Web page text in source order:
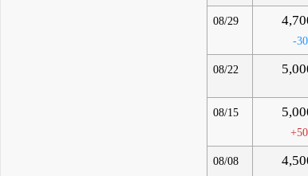
08/29
-
08/22
08/15
08/08